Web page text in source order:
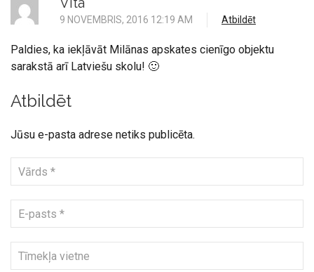
9 NOVEMBRIS, 2016 12:19 AM Atbildēt
Paldies, ka iekļāvāt Milānas apskates cienīgo objektu
sarakstā arī Latviešu skolu! 🙂
Atbildēt
Jūsu e-pasta adrese netiks publicēta.